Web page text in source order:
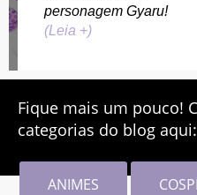
personagem Gyaru!
(Leia +)
Fique mais um pouco!
categorias do blog aqui:
ANIMES